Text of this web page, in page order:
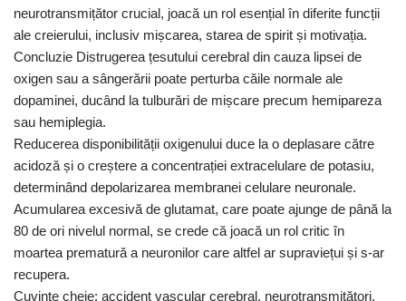
neurotransmițător crucial, joacă un rol esențial în diferite funcții
ale creierului, inclusiv mișcarea, starea de spirit și motivația.
Concluzie Distrugerea țesutului cerebral din cauza lipsei de
oxigen sau a sângerării poate perturba căile normale ale
dopaminei, ducând la tulburări de mișcare precum hemipareza
sau hemiplegia.
Reducerea disponibilității oxigenului duce la o deplasare către
acidoză și o creștere a concentrației extracelulare de potasiu,
determinând depolarizarea membranei celulare neuronale.
Acumularea excesivă de glutamat, care poate ajunge de până la
80 de ori nivelul normal, se crede că joacă un rol critic în
moartea prematură a neuronilor care altfel ar supraviețui și s-ar
recupera.
Cuvinte cheie: accident vascular cerebral, neurotransmițători,